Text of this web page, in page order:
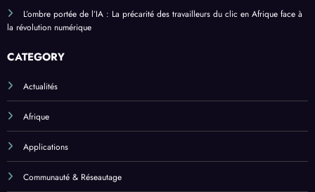
L’ombre portée de l’IA : La précarité des travailleurs du clic en Afrique face à
la révolution numérique
CATEGORY
Actualités
Afrique
Applications
Communauté & Réseautage